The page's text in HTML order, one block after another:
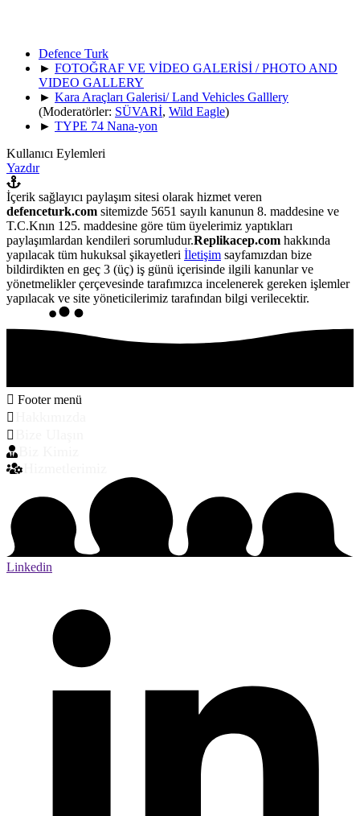
Defence Turk
► FOTOĞRAF VE VİDEO GALERİSİ / PHOTO AND
VIDEO GALLERY
► Kara Araçları Galerisi/ Land Vehicles Galllery
(Moderatörler: SÜVARİ, Wild Eagle)
► TYPE 74 Nana-yon
Kullanıcı Eylemleri
Yazdır
İçerik sağlayıcı paylaşım sitesi olarak hizmet veren
defenceturk.com sitemizde 5651 sayılı kanunun 8. maddesine ve
T.C.Knın 125. maddesine göre tüm üyelerimiz yaptıkları
paylaşımlardan kendileri sorumludur.Replikacep.com hakkında
yapılacak tüm hukuksal şikayetleri İletişim sayfamızdan bize
bildirdikten en geç 3 (üç) iş günü içerisinde ilgili kanunlar ve
yönetmelikler çerçevesinde tarafımızca incelenerek gereken işlemler
yapılacak ve site yöneticilerimiz tarafından bilgi verilecektir.
Footer menü
Linkedin